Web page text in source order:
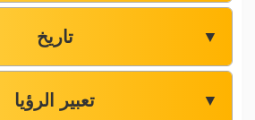
تاریخ ▼
تعبیر الرؤیا ▼